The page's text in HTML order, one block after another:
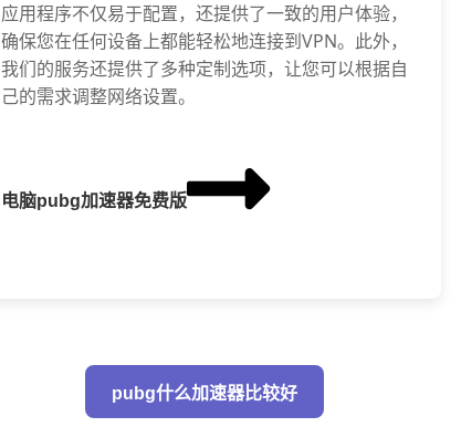
应用程序不仅易于配置，还提供了一致的用户体验，
确保您在任何设备上都能轻松地连接到VPN。此外，
我们的服务还提供了多种定制选项，让您可以根据自
己的需求调整网络设置。
电脑pubg加速器免费版
pubg什么加速器比较好